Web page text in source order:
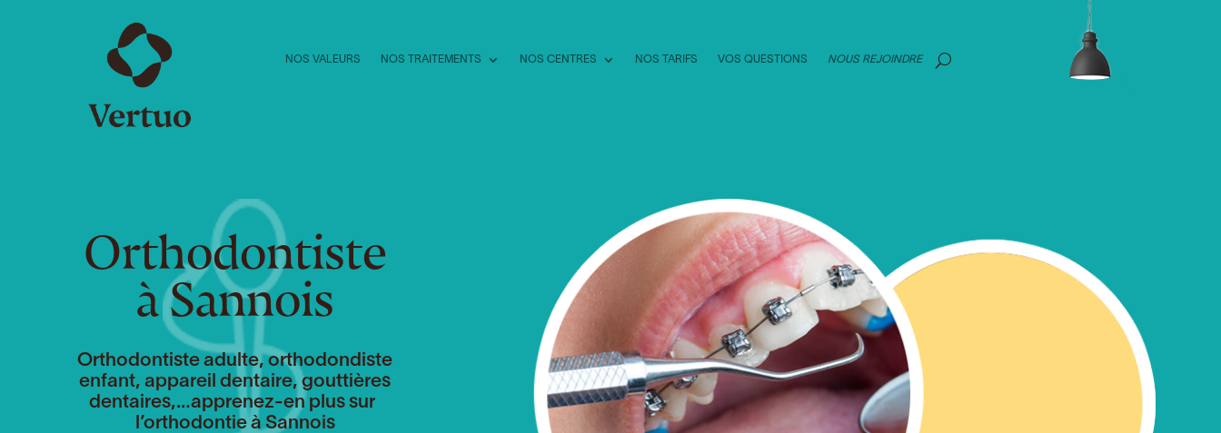
NOS VALEURS NOS TRAITEMENTS NOS CENTRES NOS TARIFS VOS QUESTIONS NOUS REJOINDRE
Orthodontiste
à Sannois
Orthodontiste adulte, orthodondiste
enfant, appareil dentaire, gouttières
dentaires,…apprenez-en plus sur
l’orthodontie à Sannois